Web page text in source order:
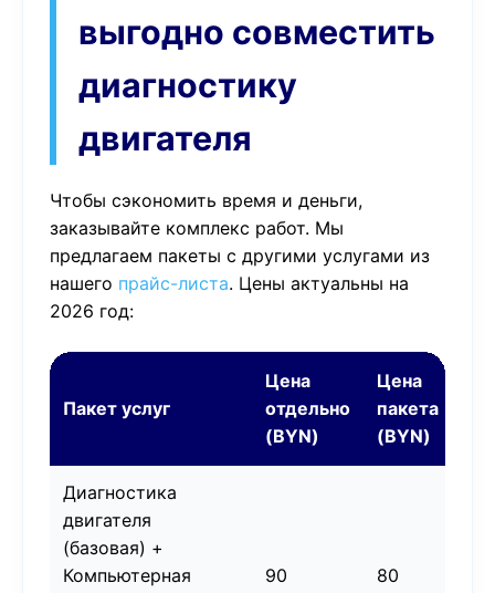
выгодно совместить
диагностику
двигателя
Чтобы сэкономить время и деньги,
заказывайте комплекс работ. Мы
предлагаем пакеты с другими услугами из
нашего прайс-листа. Цены актуальны на
2026 год:
Пакет услуг
Цена
отдельно
(BYN)
Цена
пакета
(BYN)
Диагностика
двигателя
(базовая) +
Компьютерная
90 80